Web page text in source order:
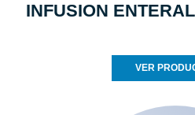
INFUSION
VER